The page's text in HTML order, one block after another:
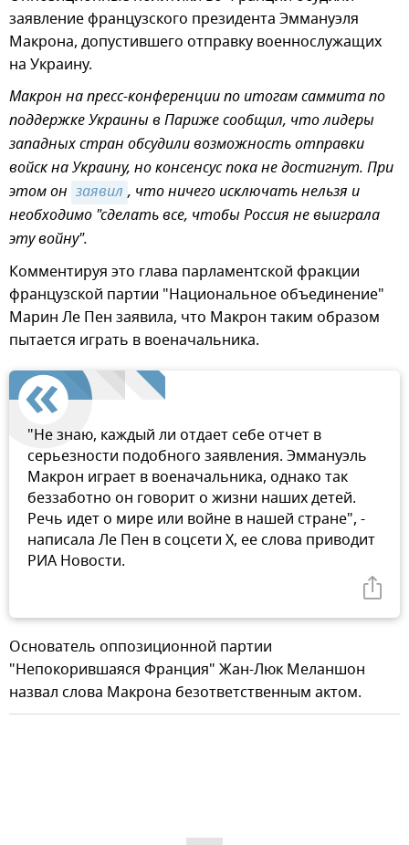
заявление французского президента Эммануэля
Макрона, допустившего отправку военнослужащих
на Украину.
Макрон на пресс-конференции по итогам саммита по
поддержке Украины в Париже сообщил, что лидеры
западных стран обсудили возможность отправки
войск на Украину, но консенсус пока не достигнут. При
этом он заявил , что ничего исключать нельзя и
необходимо "сделать все, чтобы Россия не выиграла
эту войну".
Комментируя это глава парламентской фракции
французской партии "Национальное объединение"
Марин Ле Пен заявила, что Макрон таким образом
пытается играть в военачальника.
"Не знаю, каждый ли отдает себе отчет в
серьезности подобного заявления. Эммануэль
Макрон играет в военачальника, однако так
беззаботно он говорит о жизни наших детей.
Речь идет о мире или войне в нашей стране", -
написала Ле Пен в соцсети Х, ее слова приводит
РИА Новости.
Основатель оппозиционной партии
"Непокорившаяся Франция" Жан-Люк Меланшон
назвал слова Макрона безответственным актом.